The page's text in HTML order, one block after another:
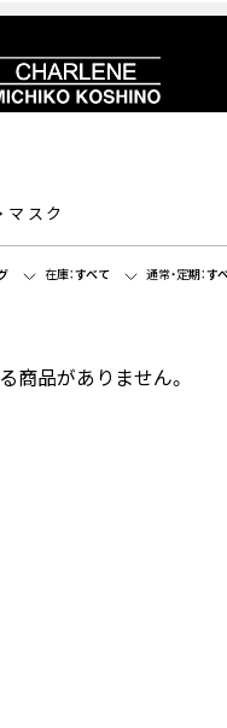
マスク
在庫：すべて 通常・定期：す
商品がありません。